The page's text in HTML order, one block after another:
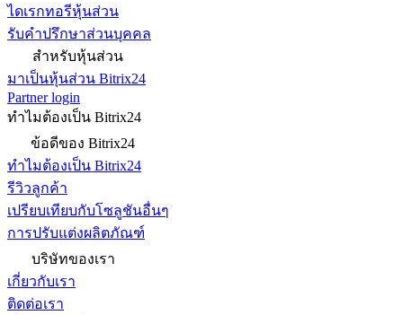
ไดเรกทอรีหุ้นส่วน
รับคำปรึกษาส่วนบุคคล
สำหรับหุ้นส่วน
มาเป็นหุ้นส่วน Bitrix24
Partner login
ทำไมต้องเป็น Bitrix24
ข้อดีของ Bitrix24
ทำไมต้องเป็น Bitrix24
รีวิวลูกค้า
เปรียบเทียบกับโซลูชันอื่นๆ
การปรับแต่งผลิตภัณฑ์
บริษัทของเรา
เกี่ยวกับเรา
ติดต่อเรา